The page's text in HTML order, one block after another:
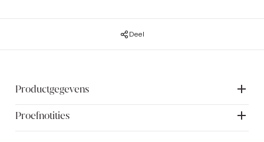
Deel
Productgegevens
Vier twee eeuwen whisky-excellentie met de
Proefnotities